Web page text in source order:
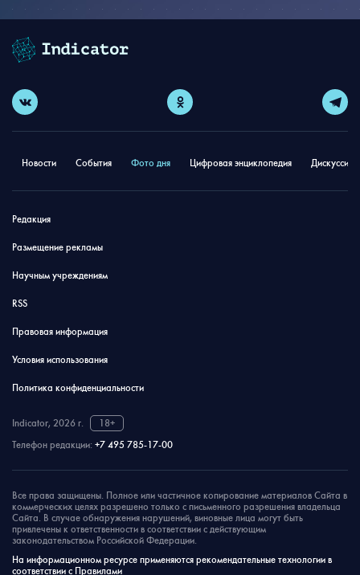
Новости События Фото дня Цифровая энциклопедия
Редакция
Размещение рекламы
Научным учреждениям
RSS
Правовая информация
Условия использования
Политика конфиденциальности
Indicator, 2026 г.
18+
Телефон редакции: +7 495 785-17-00
Все права защищены. Полное или частичное копирование материалов Сайта в
коммерческих целях разрешено только с письменного разрешения владельца
Сайта. В случае обнаружения нарушений, виновные лица могут быть
привлечены к ответственности в соответствии с действующим
законодательством Российской Федерации.
На информационном ресурсе применяются рекомендательные технологии в
соответствии с Правилами